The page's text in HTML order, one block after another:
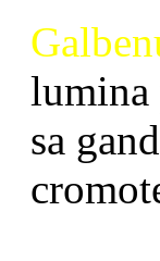
lumina
sa